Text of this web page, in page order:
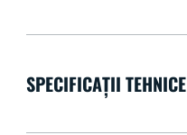
SPECIFICAȚII TEHNICE